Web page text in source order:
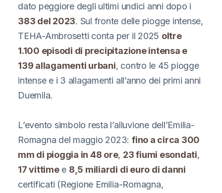
dato peggiore degli ultimi undici anni dopo i
383 del 2023. Sul fronte delle piogge intense,
TEHA-Ambrosetti conta per il 2025 oltre
1.100 episodi di precipitazione intensa e
139 allagamenti urbani, contro le 45 piogge
intense e i 3 allagamenti all’anno dei primi anni
Duemila.
L’evento simbolo resta l’alluvione dell’Emilia-
Romagna del maggio 2023: fino a circa 300
mm di pioggia in 48 ore, 23 fiumi esondati,
17 vittimee 8,5 miliardi di euro di danni
certificati (Regione Emilia-Romagna,